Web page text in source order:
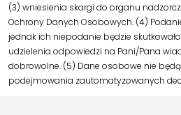
(3) wniesienia skargi do organu
Ochrony Danych Osobowych. (4)
jednak ich niepodanie będzie
udzielenia odpowiedzi na Pani/Pana
dobrowolne. (5) Dane osobowe nie
podejmowania zautomatyzowanych